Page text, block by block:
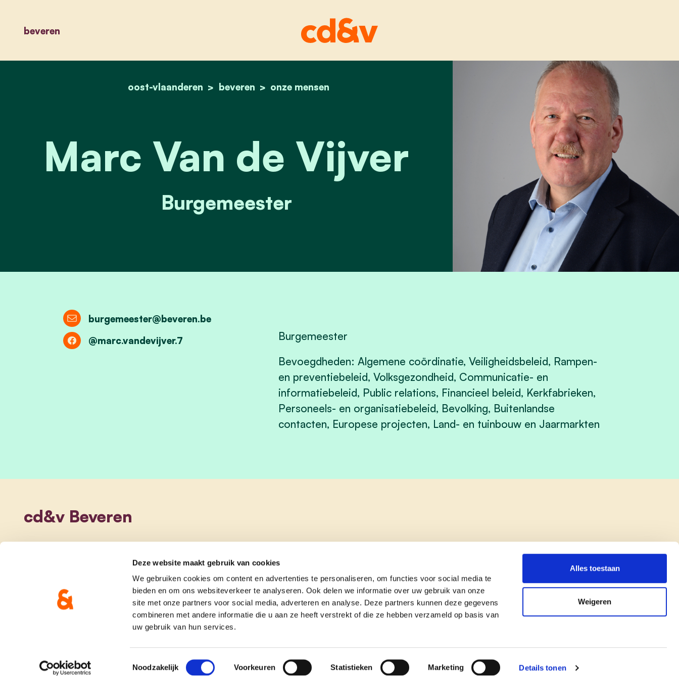
Deze website maakt gebruik van cookies
We gebruiken cookies om content en advertenties te personaliseren, om functies voor social media te
bieden en om ons websiteverkeer te analyseren. Ook delen we informatie over uw gebruik van onze
site met onze partners voor social media, adverteren en analyse. Deze partners kunnen deze gegevens
combineren met andere informatie die u aan ze heeft verstrekt of die ze hebben verzameld op basis van
uw gebruik van hun services.
Toestemmingsselectie
Noodzakelijk Voorkeuren Statistieken Marketing Details tonen
Alles toestaan
Weigeren
beveren
home
oost-vlaanderen beveren onze mensen
marc van de vijver
Marc Van de Vijver
Burgemeester
Burgemeester
Bevoegdheden: Algemene coördinatie, Veiligheidsbeleid, Rampen-
en preventiebeleid, Volksgezondheid, Communicatie- en
informatiebeleid, Public relations, Financieel beleid, Kerkfabrieken,
Personeels- en organisatiebeleid, Bevolking, Buitenlandse
contacten, Europese projecten, Land- en tuinbouw en Jaarmarkten
burgemeester@beveren.be
@marc.vandevijver.7
cd&v Beveren
onze partij doe mee contact